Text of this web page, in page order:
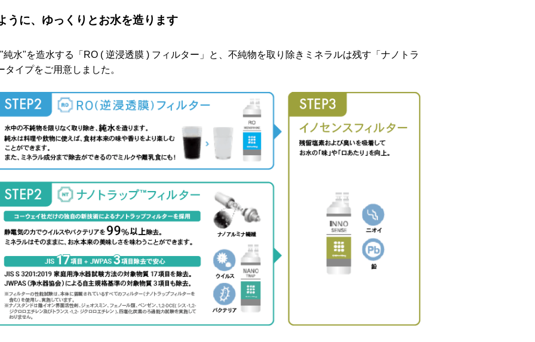
うに、ゆっくりとお水を造ります
水"を造水する「RO ( 逆浸透膜 ) フィルター」と、不純物を取り除きミネラルは残す「ナノトラ
イプをご用意しました。